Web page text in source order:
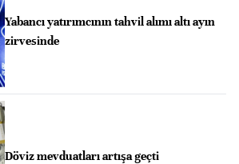
Yabancı yatırımcının tahvil alımı altı ayın
zirvesinde
Döviz mevduatları artışa geçti